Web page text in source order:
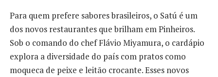
Para quem prefere sabores brasileiros, o Satú é um
dos novos restaurantes que brilham em Pinheiros.
Sob o comando do chef Flávio Miyamura, o cardápio
explora a diversidade do país com pratos como
moqueca de peixe e leitão crocante. Esses novos